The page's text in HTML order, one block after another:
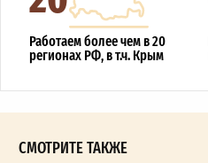
Работаем более чем в 20
регионах РФ, в т.ч. Крым
СМОТРИТЕ ТАКЖЕ